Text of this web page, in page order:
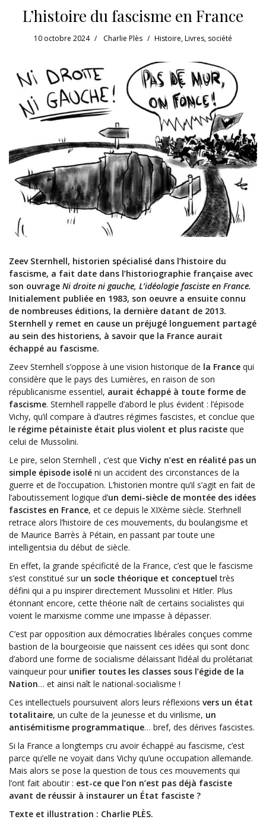
L’histoire du fascisme en France
10 octobre 2024 Charlie Plès Histoire,Livres, société
Zeev Sternhell, historien spécialisé dans l’histoire du
fascisme, a fait date dans l’historiographie française avec
son ouvrage Ni droite ni gauche, L’idéologie fasciste en France.
Initialement publiée en 1983, son oeuvre a ensuite connu
de nombreuses éditions, la dernière datant de 2013.
Sternhell y remet en cause un préjugé longuement partagé
au sein des historiens, à savoir que la France aurait
échappé au fascisme.
Zeev Sternhell s’oppose à une vision historique de la France qui
considère que le pays des Lumières, en raison de son
républicanisme essentiel, aurait échappé à toute forme de
fascisme. Sternhell rappelle d’abord le plus évident : l’épisode
Vichy, qu’il compare à d’autres régimes fascistes, et conclue que
le régime pétainiste était plus violent et plus raciste que
celui de Mussolini.
Le pire, selon Sternhell , c’est que Vichy n’est en réalité pas un
simple épisode isolé ni un accident des circonstances de la
guerre et de l’occupation. L’historien montre qu’il s’agit en fait de
l’aboutissement logique d’un demi-siècle de montée des idées
fascistes en France, et ce depuis le XIXème siècle. Sterhnell
retrace alors l’histoire de ces mouvements, du boulangisme et
de Maurice Barrès à Pétain, en passant par toute une
intelligentsia du début de siècle.
En effet, la grande spécificité de la France, c’est que le fascisme
s’est constitué sur un socle théorique et conceptuel très
défini qui a pu inspirer directement Mussolini et Hitler. Plus
étonnant encore, cette théorie naît de certains socialistes qui
voient le marxisme comme une impasse à dépasser.
C’est par opposition aux démocraties libérales conçues comme
bastion de la bourgeoisie que naissent ces idées qui sont donc
d’abord une forme de socialisme délaissant l’idéal du prolétariat
vainqueur pour unifier toutes les classes sous l’égide de la
Nation… et ainsi naît le national-socialisme !
Ces intellectuels poursuivent alors leurs réflexions vers un état
totalitaire, un culte de la jeunesse et du virilisme, un
antisémitisme programmatique… bref, des dérives fascistes.
Si la France a longtemps cru avoir échappé au fascisme, c’est
parce qu’elle ne voyait dans Vichy qu’une occupation allemande.
Mais alors se pose la question de tous ces mouvements qui
l’ont fait aboutir : est-ce que l’on n’est pas déjà fasciste
avant de réussir à instaurer un État fasciste ?
Texte et illustration : Charlie PLÈS.